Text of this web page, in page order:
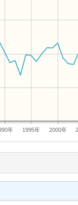
年 1995年 2000年